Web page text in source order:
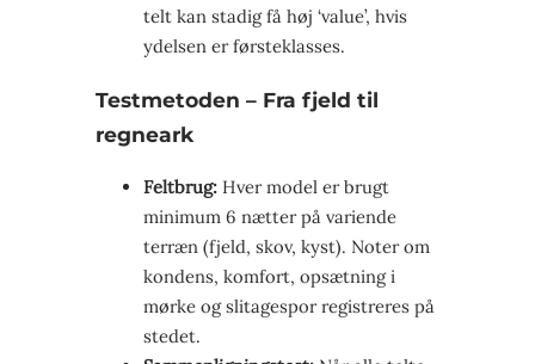
telt kan stadig få høj ‘value’, hvis
ydelsen er førsteklasses.
Testmetoden – Fra fjeld til
regneark
Feltbrug: Hver model er brugt
minimum 6 nætter på variende
terræn (fjeld, skov, kyst). Noter om
kondens, komfort, opsætning i
mørke og slitagespor registreres på
stedet.